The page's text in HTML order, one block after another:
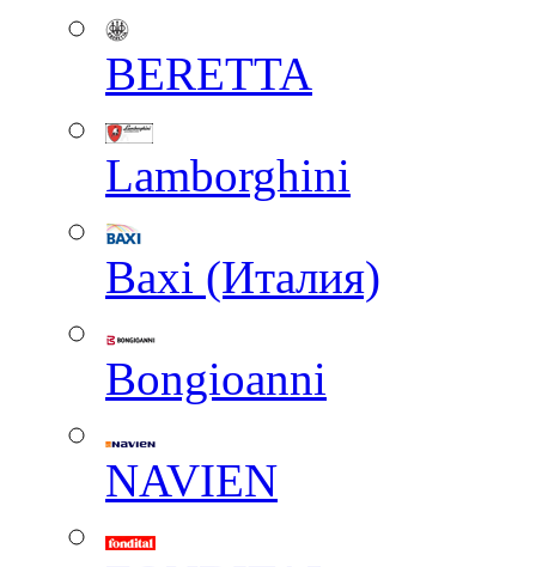
BERETTA
Lamborghini
Baxi (Италия)
Вongioanni
NAVIEN